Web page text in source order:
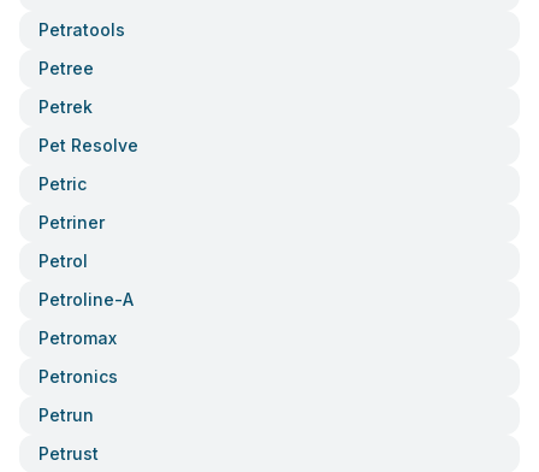
Petratools
Petree
Petrek
Pet Resolve
Petric
Petriner
Petrol
Petroline-A
Petromax
Petronics
Petrun
Petrust